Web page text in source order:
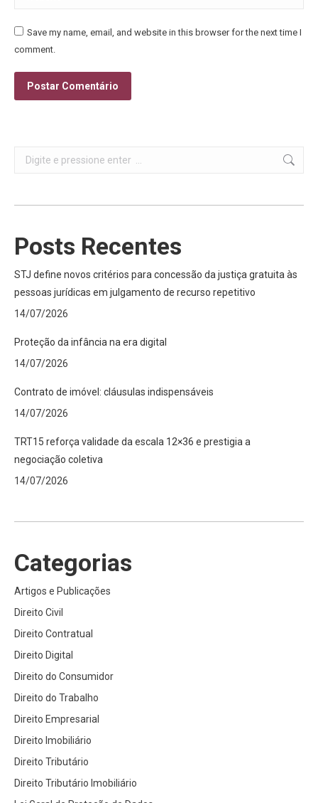
Save my name, email, and website in this browser for the next time I
comment.
Postar Comentário
Search:
Posts Recentes
STJ define novos critérios para concessão da justiça gratuita às
pessoas jurídicas em julgamento de recurso repetitivo
14/07/2026
Proteção da infância na era digital
14/07/2026
Contrato de imóvel: cláusulas indispensáveis
14/07/2026
TRT15 reforça validade da escala 12×36 e prestigia a
negociação coletiva
14/07/2026
Categorias
Artigos e Publicações
Direito Civil
Direito Contratual
Direito Digital
Direito do Consumidor
Direito do Trabalho
Direito Empresarial
Direito Imobiliário
Direito Tributário
Direito Tributário Imobiliário